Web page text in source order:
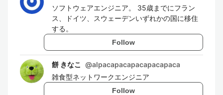
ソフトウェアエンジニア。 35歳までにフラン
ス、ドイツ、スウェーデンいずれかの国に移住
する。
Follow
餅 きなこ @alpacapacapacapacapaca
雑食型ネットワークエンジニア
Follow